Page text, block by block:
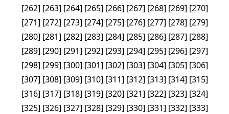
[262] [263] [264] [265] [266] [267] [268] [269] [270]
[271] [272] [273] [274] [275] [276] [277] [278] [279]
[280] [281] [282] [283] [284] [285] [286] [287] [288]
[289] [290] [291] [292] [293] [294] [295] [296] [297]
[298] [299] [300] [301] [302] [303] [304] [305] [306]
[307] [308] [309] [310] [311] [312] [313] [314] [315]
[316] [317] [318] [319] [320] [321] [322] [323] [324]
[325] [326] [327] [328] [329] [330] [331] [332] [333]